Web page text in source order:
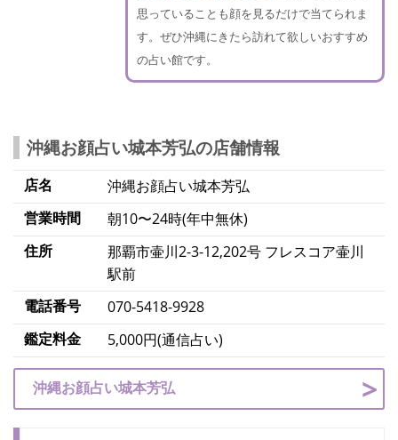
思っていることも顔を見るだけで当てられま
す。ぜひ沖縄にきたら訪れて欲しいおすすめ
の占い館です。
沖縄お顔占い城本芳弘の店舗情報
店名
沖縄お顔占い城本芳弘
営業時間
朝10〜24時(年中無休)
住所
那覇市壷川2-3-12,202号 フレスコア壷川
駅前
電話番号
070-5418-9928
鑑定料金
5,000円(通信占い)
沖縄お顔占い城本芳弘